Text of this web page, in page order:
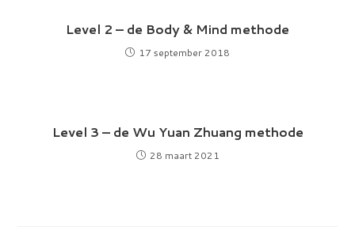
Level 2 – de Body & Mind methode
17 september 2018
Level 3 – de Wu Yuan Zhuang methode
28 maart 2021